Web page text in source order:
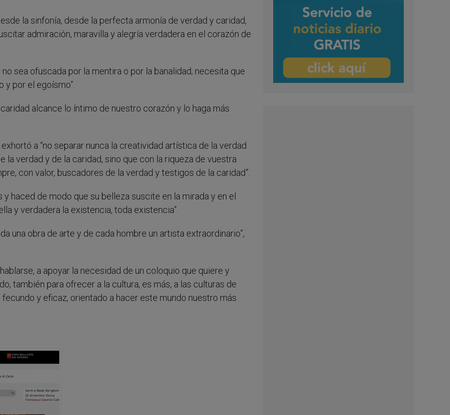
la sinfonía, desde la perfecta armonía de verdad y caridad,
admiración, maravilla y alegría verdadera en el corazón de
sea ofuscada por la mentira o por la banalidad; necesita que
y por el egoísmo”.
alcance lo íntimo de nuestro corazón y lo haga más
a “no separar nunca la creatividad artística de la verdad
la verdad y de la caridad, sino que con la riqueza de vuestra
con valor, buscadores de la verdad y testigos de la caridad”.
haced de modo que su belleza suscite en la mirada y en el
y verdadera la existencia, toda existencia”.
una obra de arte y de cada hombre un artista extraordinario”,
a apoyar la necesidad de un coloquio que quiere y
también para ofrecer a la cultura, es más, a las culturas de
y eficaz, orientado a hacer este mundo nuestro más